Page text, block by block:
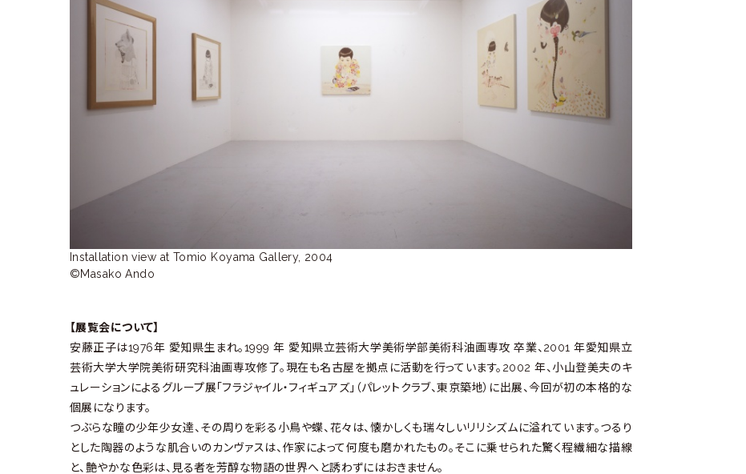
Installation view at Tomio Koyama Gallery, 2004
©Masako Ando
【展覧会について】
安藤正子は1976年 愛知県生まれ。1999 年 愛知県立芸術大学美術学部美術科油画専攻 卒業、2001 年愛知県立
芸術大学大学院美術研究科油画専攻修了。現在も名古屋を拠点に活動を行っています。2002 年、小山登美夫のキ
ュレーションによるグループ展「フラジャイル・フィギュアズ」（パレットクラブ、東京築地）に出展、今回が初の本格的な
個展になります。
つぶらな瞳の少年少女達、その周りを彩る小鳥や蝶、花々は、懐かしくも瑞々しいリリシズムに溢れています。つるり
とした陶器のような肌合いのカンヴァスは、作家によって何度も磨かれたもの。そこに乗せられた驚く程繊細な描線
と、艶やかな色彩は、見る者を芳醇な物語の世界へと誘わずにはおきません。